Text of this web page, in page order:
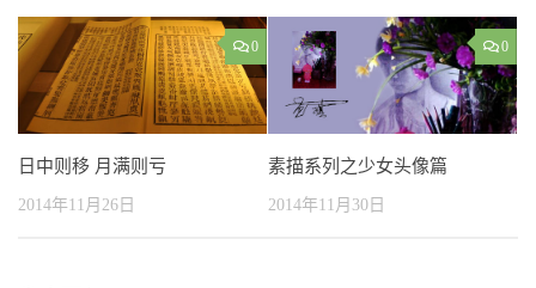
0
日中则移 月满则亏
2014年11月26日
0
素描系列之少女头像篇
2014年11月30日